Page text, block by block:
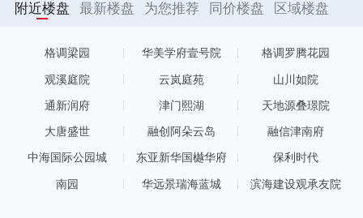
附近楼盘 最新楼盘 为您推荐 同价楼盘 区域楼盘
格调梁园 华美学府壹号院 格调罗腾花园
观溪庭院 云岚庭苑 山川如院
通新润府 津门熙湖 天地源叠璟院
大唐盛世 融创阿朵云岛 融信津南府
中海国际公园城 东亚新华国樾华府 保利时代
南园 华远景瑞海蓝城 滨海建设观承友院